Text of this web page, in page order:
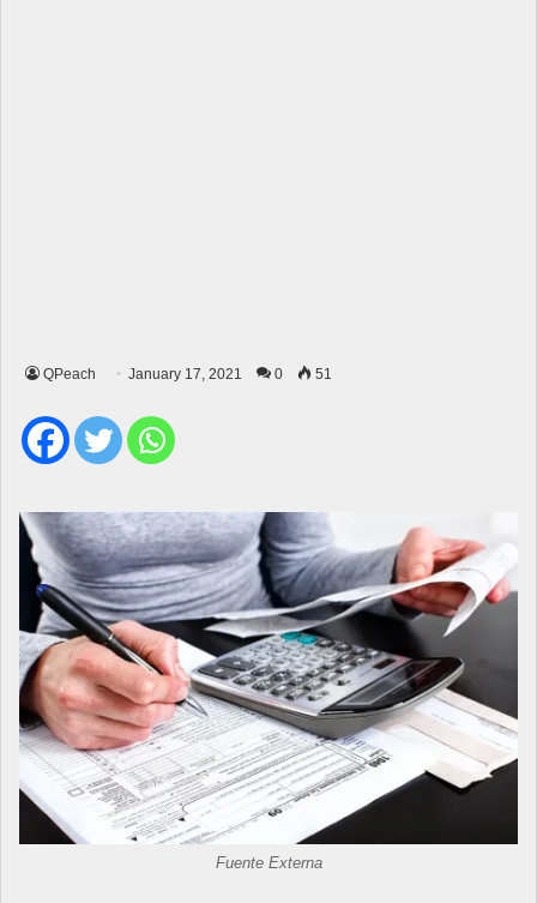
QPeach January 17, 2021 0 51
Fuente Externa